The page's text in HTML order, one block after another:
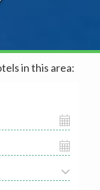
in this area: